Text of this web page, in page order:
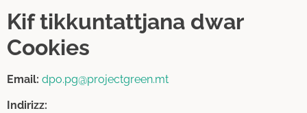
Kif tikkuntattjana dwar
Cookies
Email: dpo.pg@projectgreen.mt
Indirizz: